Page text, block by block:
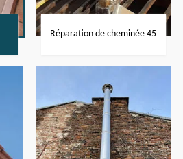
Réparation de cheminée 45